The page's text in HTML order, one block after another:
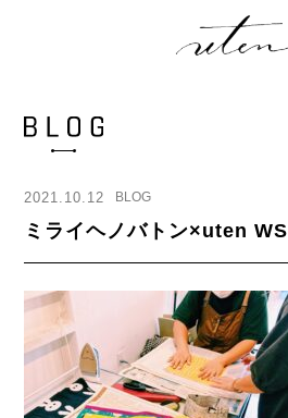
2021.10.12 BLOG
ミライヘノバトン×uten WS